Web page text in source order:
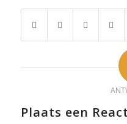
Plaats een